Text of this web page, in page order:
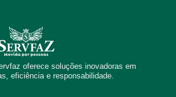
oferece soluções inovadoras em
eficiência e responsabilidade.